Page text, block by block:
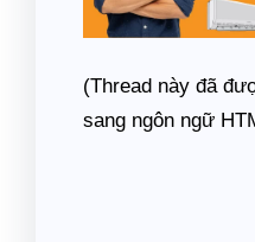
(Thread này đã
sang ngôn ngữ